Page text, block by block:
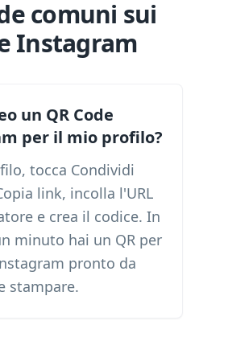
comuni sui
Instagram
un QR Code
per il mio profilo?
tocca Condividi
link, incolla l'URL
e crea il codice. In
minuto hai un QR per
pronto da
stampare.